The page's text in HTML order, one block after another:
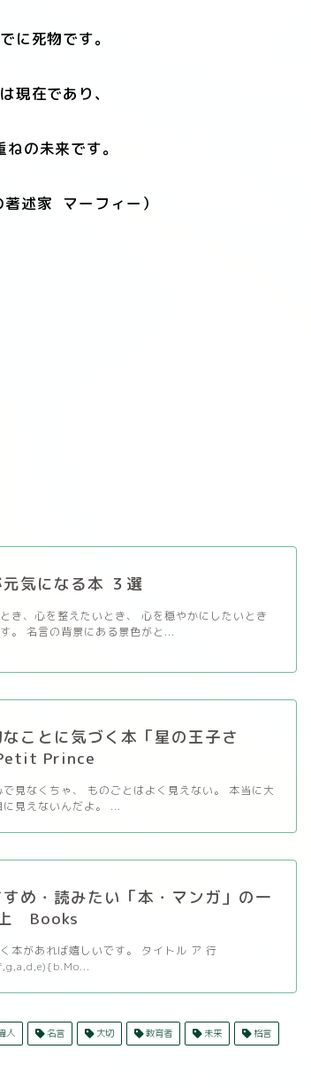
に死物です。
現在であり、
の未来です。
著述家 マーフィー）
元気になる本 ３選
き、心を整えたいとき、 心を穏やかにしたいとき
。 名言の背景にある景色がと...
なことに気づく本「星の王子さ
Prince
見なくちゃ、 ものごとはよく見えない。 本当に大
見えないんだよ。 ...
すめ・読みたい「本・マンガ」の一
Books
本があれば嬉しいです。 タイトル ア 行
人 名言 大切 教育者 未来 格言